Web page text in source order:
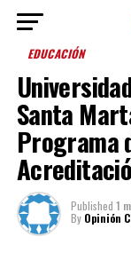
EDUCACIÓN
Santa
Programa
Published 1
By Opinión